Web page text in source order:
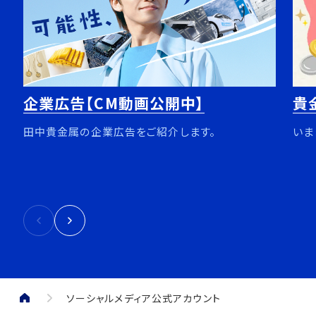
企業広告【CM動画公開中】
田中貴金属の企業広告をご紹介します。
貴
い
ソーシャルメディア公式アカウント